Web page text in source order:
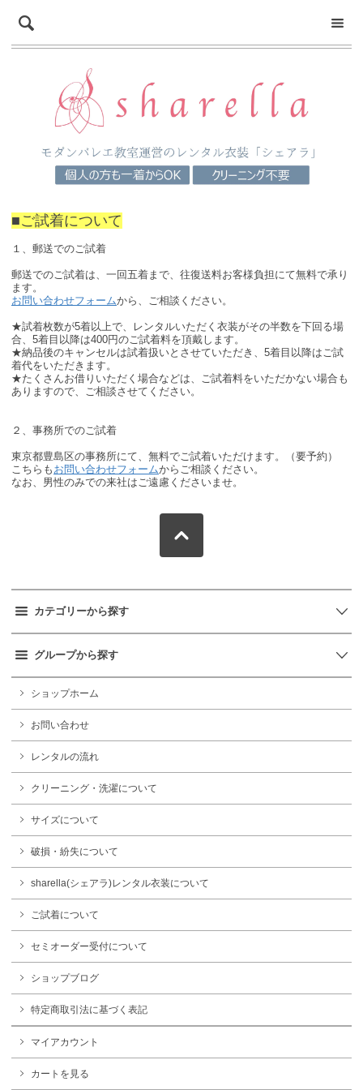
■ご試着について
１、郵送でのご試着
郵送でのご試着は、一回五着まで、往復送料お客様負担にて無料で承り
ます。
お問い合わせフォームから、ご相談ください。
★試着枚数が5着以上で、レンタルいただく衣装がその半数を下回る場
合、5着目以降は400円のご試着料を頂戴します。
★納品後のキャンセルは試着扱いとさせていただき、5着目以降はご試
着代をいただきます。
★たくさんお借りいただく場合などは、ご試着料をいただかない場合も
ありますので、ご相談させてください。
２、事務所でのご試着
東京都豊島区の事務所にて、無料でご試着いただけます。（要予約）
こちらも お問い合わせフォームからご相談ください。
なお、男性のみでの来社はご遠慮くださいませ。
カテゴリーから探す
グループから探す
ショップホーム
お問い合わせ
レンタルの流れ
クリーニング・洗濯について
サイズについて
破損・紛失について
sharella(シェアラ)レンタル衣装について
ご試着について
セミオーダー受付について
ショップブログ
特定商取引法に基づく表記
マイアカウント
カートを見る